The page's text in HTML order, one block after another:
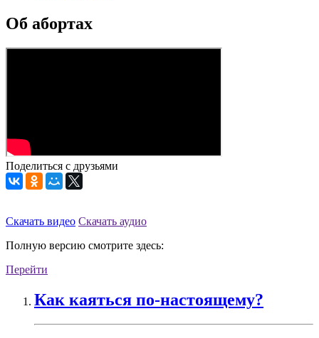
Об абортах
Поделиться с друзьями
Скачать видео Скачать аудио
Полную версию смотрите здесь:
Перейти
Как каяться по-настоящему?